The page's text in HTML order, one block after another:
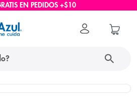
EN PEDIDOS +$10